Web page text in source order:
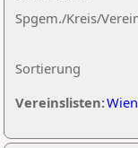
Sortierung
Spgem./Kreis/
Vereinslisten:Wien